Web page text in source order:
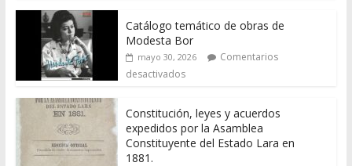
Catálogo temático de obras de
Modesta Bor
mayo 30, 2026
Comentarios
desactivados
Constitución, leyes y acuerdos
expedidos por la Asamblea
Constituyente del Estado Lara en
1881.